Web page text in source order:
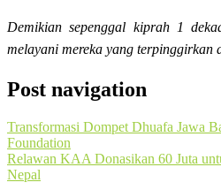
Demikian sepenggal kiprah 1
melayani mereka yang terpinggirkan
Post navigation
Transformasi Dompet Dhuafa Jawa
Foundation
Relawan KAA Donasikan 60 Juta
Nepal